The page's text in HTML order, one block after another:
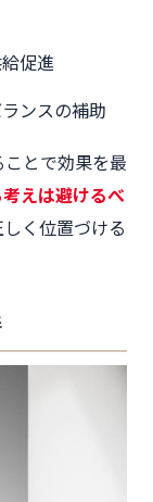
促進
ンスの補助
とで効果を最
えは避けるべ
く位置づける